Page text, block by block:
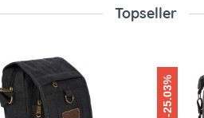
Topseller
-25.03%